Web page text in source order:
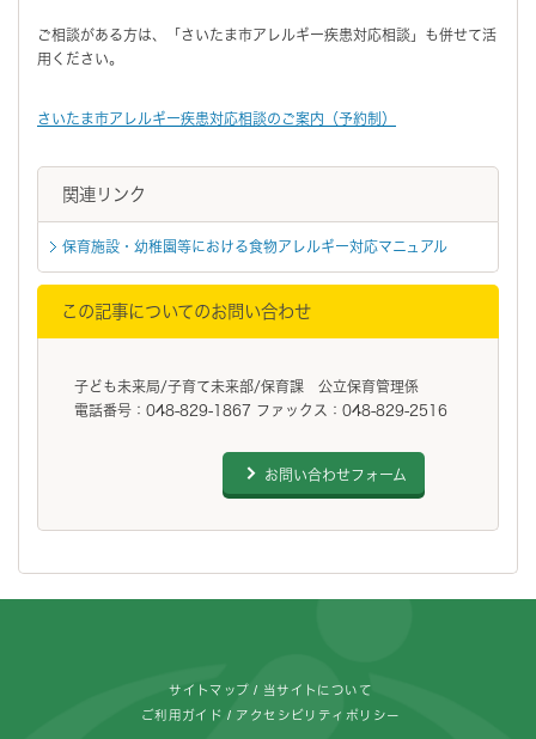
ご相談がある方は、「さいたま市アレルギー疾患対応相談」も併せて活
用ください。
さいたま市アレルギー疾患対応相談のご案内（予約制）
関連リンク
保育施設・幼稚園等における食物アレルギー対応マニュアル
この記事についてのお問い合わせ
子ども未来局/子育て未来部/保育課 公立保育管理係
電話番号：048-829-1867 ファックス：048-829-2516
お問い合わせフォーム
サイトマップ 当サイトについて
ご利用ガイド アクセシビリティポリシー